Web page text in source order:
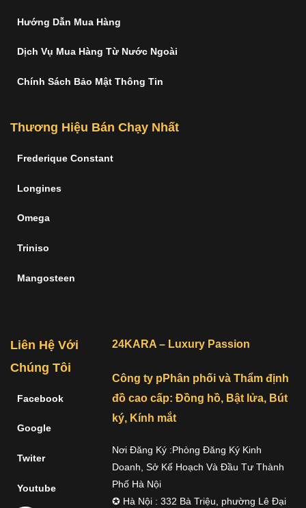
Hướng Dẫn Mua Hàng
Dịch Vụ Mua Hàng Từ Nước Ngoài
Chính Sách Bảo Mật Thông Tin
Thương Hiệu Bán Chạy Nhất
Frederique Constant
Longines
Omega
Triniso
Mangosteen
Liên Hệ Với
Chúng Tôi
Facebook
Google
Twiter
Youtube
24KARA – Luxury Passion
Công ty pPhân phối và Thẩm định
đồ cao cấp: Đồng hồ, Bật lửa, Bút
ký, Kính mắt
Nơi Đăng Ký :Phòng Đăng Ký Kinh
Doanh, Sở Kế Hoạch Và Đầu Tư Thành
Phố Hà Nội
✪ Hà Nội : 332 Bà Triệu, phường Lê Đại